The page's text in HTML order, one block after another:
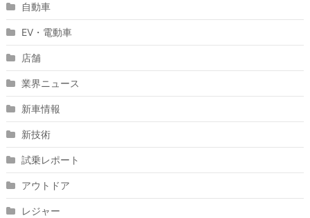
自動車
EV・電動車
店舗
業界ニュース
新車情報
新技術
試乗レポート
アウトドア
レジャー